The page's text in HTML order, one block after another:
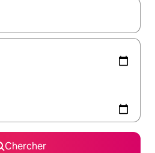
affichés, parcourez-les en utilisant
Chercher